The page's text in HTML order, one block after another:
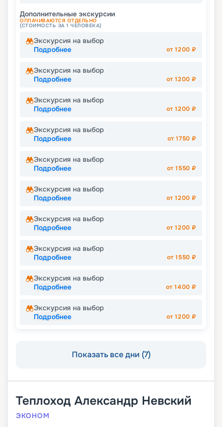
Дополнительные экскурсии
ОПЛАЧИВАЮТСЯ ОТДЕЛЬНО
(СТОИМОСТЬ ЗА 1 ЧЕЛОВЕКА)
Экскурсия на выбор
Подробнее
от1200 ₽
Экскурсия на выбор
Подробнее
от1200 ₽
Экскурсия на выбор
Подробнее
от1200 ₽
Экскурсия на выбор
Подробнее
от1750 ₽
Экскурсия на выбор
Подробнее
от1550 ₽
Экскурсия на выбор
Подробнее
от1200 ₽
Экскурсия на выбор
Подробнее
от1200 ₽
Экскурсия на выбор
Подробнее
от1550 ₽
Экскурсия на выбор
Подробнее
от1400 ₽
Экскурсия на выбор
Подробнее
от1200 ₽
Показать все дни (7)
Теплоход Александр Невский
ЭКОНОМ